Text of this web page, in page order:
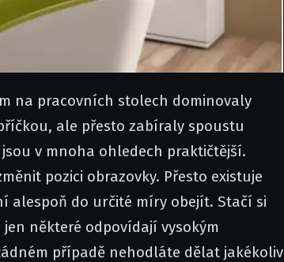
na pracovních stolech dominovaly
ale přesto zabíraly spoustu
v mnoha ohledech praktičtější.
pozici obrazovky. Přesto existuje
alespoň do určité míry obejít. Stačí si
některé odpovídají vysokým
případě nehodláte dělat jakékoliv